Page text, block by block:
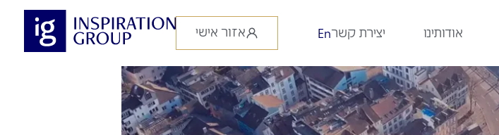
אודותינו יצירת קשרEn אזור אישי